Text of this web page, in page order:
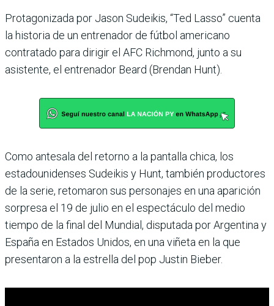
Protagonizada por Jason Sudeikis, “Ted Lasso” cuenta
la historia de un entrenador de fútbol americano
contratado para dirigir el AFC Richmond, junto a su
asistente, el entrenador Beard (Brendan Hunt).
Como antesala del retorno a la pantalla chica, los
estadounidenses Sudeikis y Hunt, también productores
de la serie, retomaron sus personajes en una aparición
sorpresa el 19 de julio en el espectáculo del medio
tiempo de la final del Mundial, disputada por Argentina y
España en Estados Unidos, en una viñeta en la que
presentaron a la estrella del pop Justin Bieber.